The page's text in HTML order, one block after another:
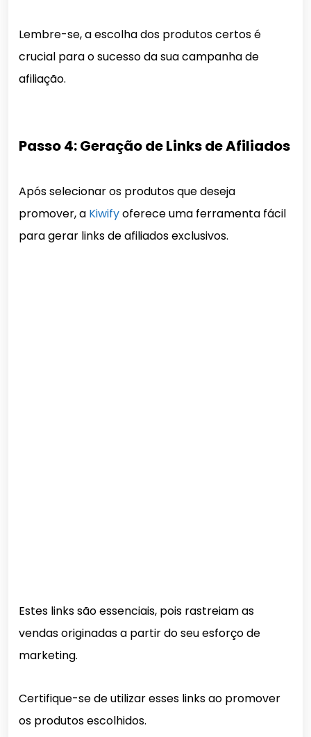
Lembre-se, a escolha dos produtos certos é
crucial para o sucesso da sua campanha de
afiliação.
Passo 4: Geração de Links de Afiliados
Após selecionar os produtos que deseja
promover, a Kiwifyoferece uma ferramenta fácil
para gerar links de afiliados exclusivos.
Estes links são essenciais, pois rastreiam as
vendas originadas a partir do seu esforço de
marketing.
Certifique-se de utilizar esses links ao promover
os produtos escolhidos.